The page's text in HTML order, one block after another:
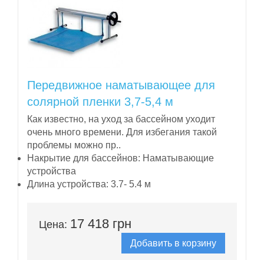
Передвижное наматывающее для
солярной пленки 3,7-5,4 м
Как известно, на уход за бассейном уходит
очень много времени. Для избегания такой
проблемы можно пр..
Накрытие для бассейнов: Наматывающие
устройства
Длина устройства: 3.7- 5.4 м
Цена: 17 418 грн
Добавить в корзину